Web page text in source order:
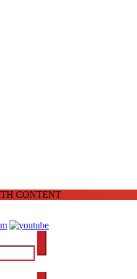
CONTENT